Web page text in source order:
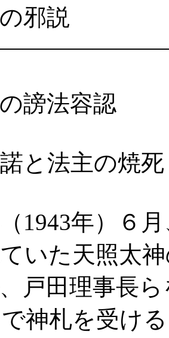
邪説
謗法容認
と法主の焼死
1943年）６
いた天照太
戸田理事長
神札を受け